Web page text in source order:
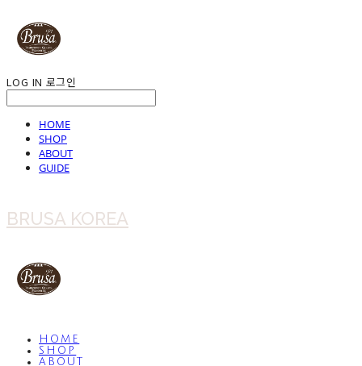
LOG IN 로그인
HOME
SHOP
ABOUT
GUIDE
BRUSA KOREA
HOME
SHOP
ABOUT